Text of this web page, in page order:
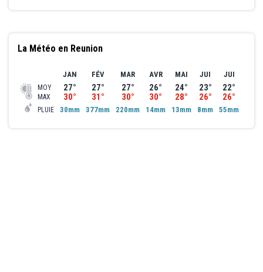
Offres et tarifs valables jusqu'à fin octobre 2026.
La Météo en Reunion
MOY
MAX
PLUIE
JAN
27°
30°
30mm
FÉV
27°
31°
377mm
MAR
27°
30°
220mm
AVR
26°
30°
14mm
MAI
24°
28°
13mm
JUI
23°
26°
8mm
JUI
22°
26°
55mm